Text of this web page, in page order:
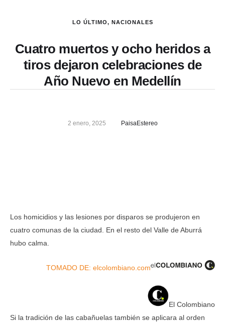
LO ÚLTIMO, NACIONALES
Cuatro muertos y ocho heridos a
tiros dejaron celebraciones de
Año Nuevo en Medellín
2 enero, 2025 PaisaEstereo
Los homicidios y las lesiones por disparos se produjeron en
cuatro comunas de la ciudad. En el resto del Valle de Aburrá
hubo calma.
TOMADO DE: elcolombiano.com
El Colombiano
Si la tradición de las cabañuelas también se aplicara al orden